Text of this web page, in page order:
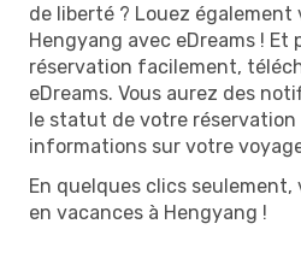
de liberté ? Louez
Hengyang avec eDreams ! Et
réservation facilement,
eDreams. Vous aurez des
le statut de votre
informations sur votre
En quelques clics
en vacances à Hengyang !